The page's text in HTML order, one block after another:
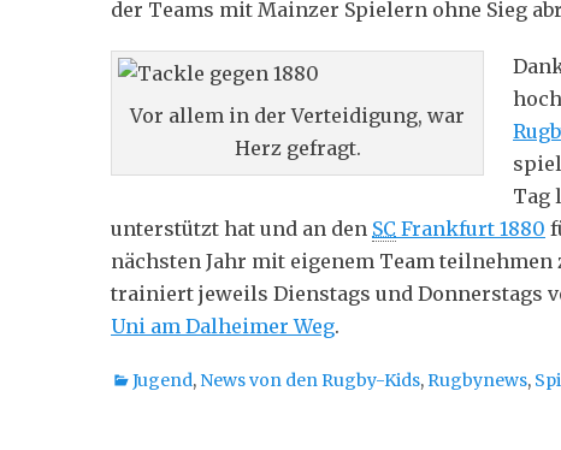
der Teams mit Mainzer Spielern ohne Sieg
Vor allem in der Verteidigung, war
Herz gefragt.
Tag
unterstützt hat und an den SC Frankfurt 1880
nächsten Jahr mit eigenem Team
trainiert jeweils Dienstags und Donnerstags
Uni am Dalheimer Weg.
Kategorien
Jugend, News von den Rugby-Kids, Rugbynews,